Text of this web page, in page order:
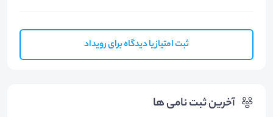
ثبت امتیاز یا دیدگاه برای رویداد
آخرین ثبت نامی ها